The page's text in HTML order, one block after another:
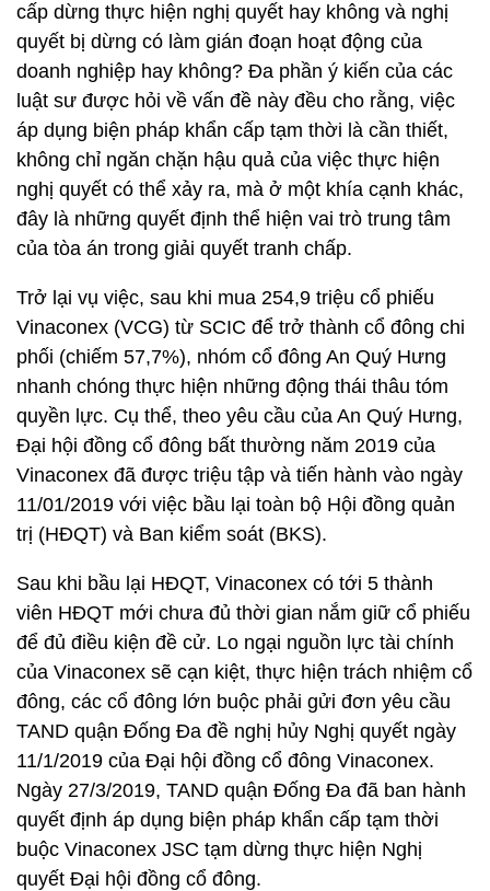
cấp dừng thực hiện nghị quyết hay không và nghị
quyết bị dừng có làm gián đoạn hoạt động của
doanh nghiệp hay không? Đa phần ý kiến của các
luật sư được hỏi về vấn đề này đều cho rằng, việc
áp dụng biện pháp khẩn cấp tạm thời là cần thiết,
không chỉ ngăn chặn hậu quả của việc thực hiện
nghị quyết có thể xảy ra, mà ở một khía cạnh khác,
đây là những quyết định thể hiện vai trò trung tâm
của tòa án trong giải quyết tranh chấp.
Trở lại vụ việc, sau khi mua 254,9 triệu cổ phiếu
Vinaconex (VCG) từ SCIC để trở thành cổ đông chi
phối (chiếm 57,7%), nhóm cổ đông An Quý Hưng
nhanh chóng thực hiện những động thái thâu tóm
quyền lực. Cụ thể, theo yêu cầu của An Quý Hưng,
Đại hội đồng cổ đông bất thường năm 2019 của
Vinaconex đã được triệu tập và tiến hành vào ngày
11/01/2019 với việc bầu lại toàn bộ Hội đồng quản
trị (HĐQT) và Ban kiểm soát (BKS).
Sau khi bầu lại HĐQT, Vinaconex có tới 5 thành
viên HĐQT mới chưa đủ thời gian nắm giữ cổ phiếu
để đủ điều kiện đề cử. Lo ngại nguồn lực tài chính
của Vinaconex sẽ cạn kiệt, thực hiện trách nhiệm cổ
đông, các cổ đông lớn buộc phải gửi đơn yêu cầu
TAND quận Đống Đa đề nghị hủy Nghị quyết ngày
11/1/2019 của Đại hội đồng cổ đông Vinaconex.
Ngày 27/3/2019, TAND quận Đống Đa đã ban hành
quyết định áp dụng biện pháp khẩn cấp tạm thời
buộc Vinaconex JSC tạm dừng thực hiện Nghị
quyết Đại hội đồng cổ đông.